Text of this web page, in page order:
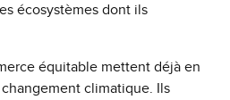
écosystèmes dont ils
équitable mettent déjà en
climatique. Ils